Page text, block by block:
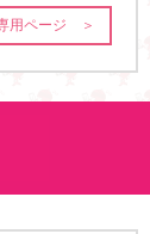
用ページ ＞